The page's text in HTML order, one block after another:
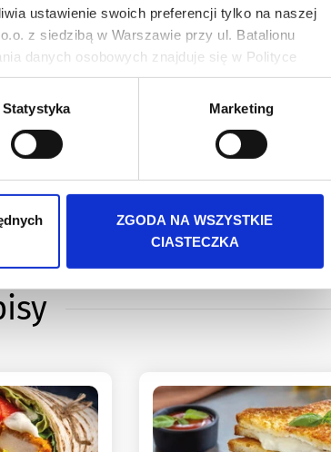
ustawienie swoich preferencji tylko na naszej
z siedzibą w Warszawie przy ul. Batalionu
danych osobowych znajduje się w Polityce
Administratorem danych osobowych jest
Statystyka Marketing
ZGODA NA WSZYSTKIE
CIASTECZKA
Sauce
+
-